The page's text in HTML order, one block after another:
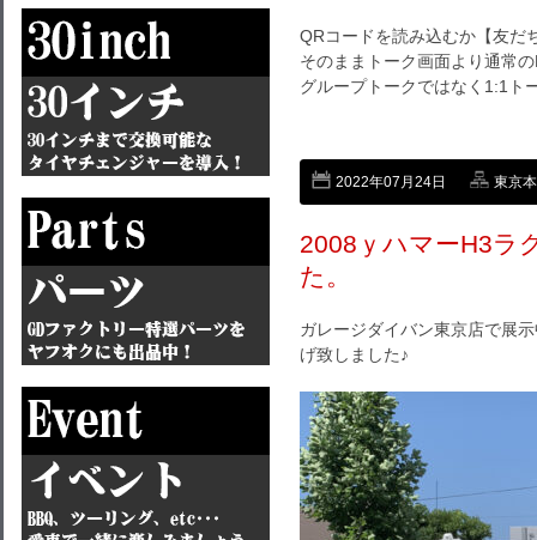
QRコードを読み込むか【友だ
そのままトーク画面より通常
グループトークではなく1:1ト
2022年07月24日 東京
2008ｙハマーH3ラ
た。
ガレージダイバン東京店で展
げ致しました♪